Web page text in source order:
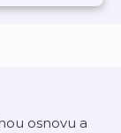
osnovu a